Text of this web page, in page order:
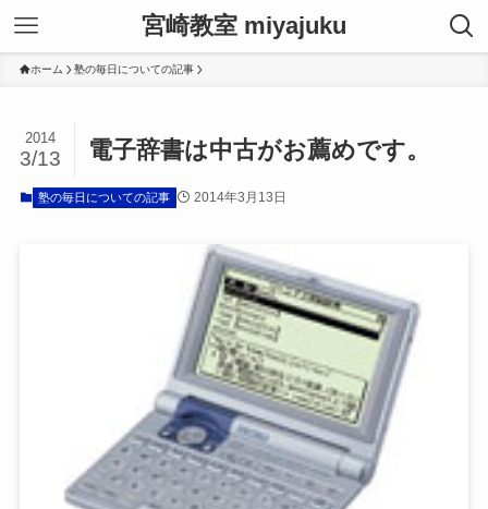
宮崎教室 miyajuku
ホーム 塾の毎日についての記事
電子辞書は中古がお薦めです。
2014
3/13
塾の毎日についての記事 2014年3月13日